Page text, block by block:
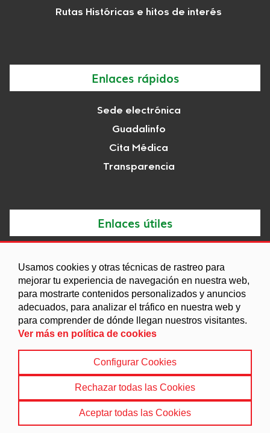
Usamos cookies y otras técnicas de rastreo para
mejorar tu experiencia de navegación en nuestra web,
para mostrarte contenidos personalizados y anuncios
adecuados, para analizar el tráfico en nuestra web y
para comprender de dónde llegan nuestros visitantes.
Ver más en política de cookies
Configurar Cookies
Rechazar todas las Cookies
Aceptar todas las Cookies
Rutas Históricas e hitos de interés
Enlaces rápidos
Sede electrónica
Guadalinfo
Cita Médica
Transparencia
Enlaces útiles
Agenda
Ordenanzas
Entidades y asociaciones
© 2022 Ayuntamiento de Purullena
Política de Cookies